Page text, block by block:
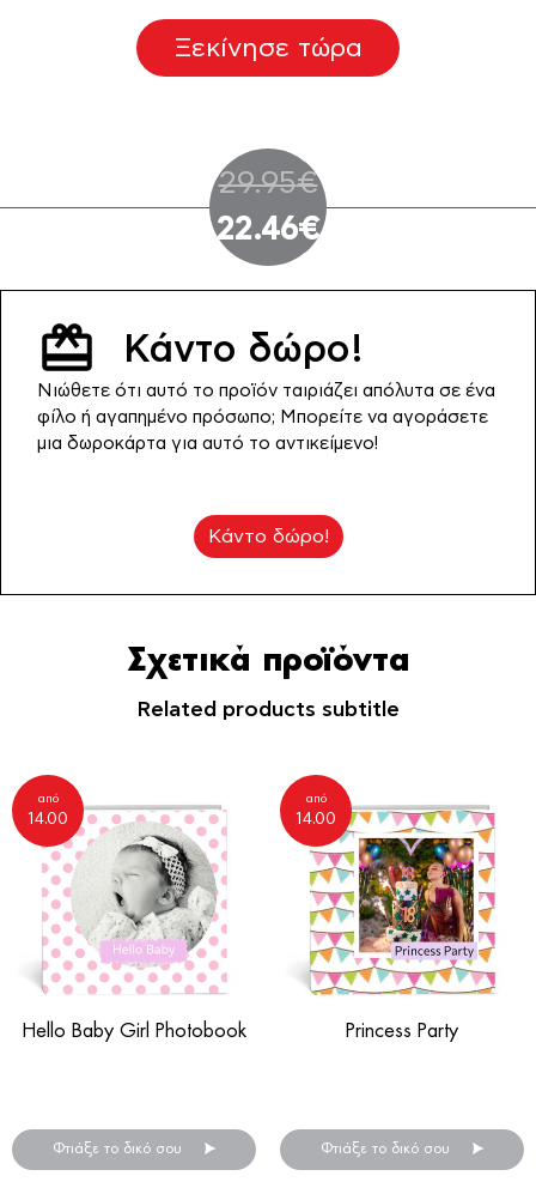
29.95€Original
price
22.46€Η
είναι:
22.46€.
Ξεκίνησε τώρα
Κάντο δώρο!
Νιώθετε ότι αυτό το προϊόν ταιριάζει απόλυτα σε ένα
φίλο ή αγαπημένο πρόσωπο; Μπορείτε να αγοράσετε
μια δωροκάρτα για αυτό το αντικείμενο!
Κάντο δώρο!
Σχετικά προϊόντα
Related products subtitle
Hello Baby Girl Photobook
από
14.00
Φτιάξε το δικό σου
Princess Party
από
14.00
Φτιάξε το δικό σου